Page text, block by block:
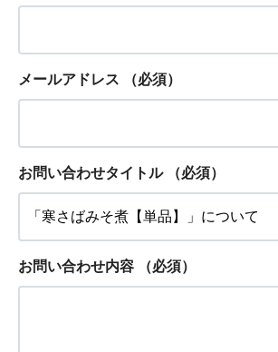
メールアドレス （必須）
お問い合わせタイトル （必須）
お問い合わせ内容 （必須）